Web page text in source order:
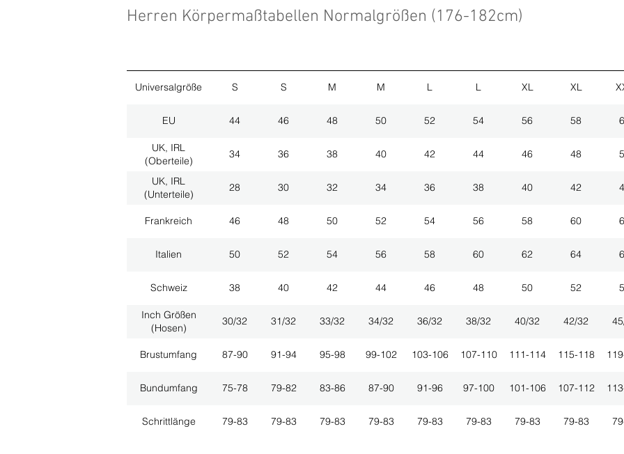
Herren Körpermaßtabellen Normalgrößen (176-182cm)
Universalgröße S S M M L L XL XL
EU 44 46 48 50 52 54 56 58
UK, IRL
(Oberteile)
34 36 38 40 42 44 46 48
UK, IRL
(Unterteile)
28 30 32 34 36 38 40 42
Frankreich 46 48 50 52 54 56 58 60
Italien 50 52 54 56 58 60 62 64
Schweiz 38 40 42 44 46 48 50 52
Inch Größen
(Hosen)
30/32 31/32 33/32 34/32 36/32 38/32 40/32 42/32
Brustumfang 87-90 91-94 95-98 99-102 103-106 107-110 111-114 115-118
Bundumfang 75-78 79-82 83-86 87-90 91-96 97-100 101-106 107-112
Schrittlänge 79-83 79-83 79-83 79-83 79-83 79-83 79-83 79-83